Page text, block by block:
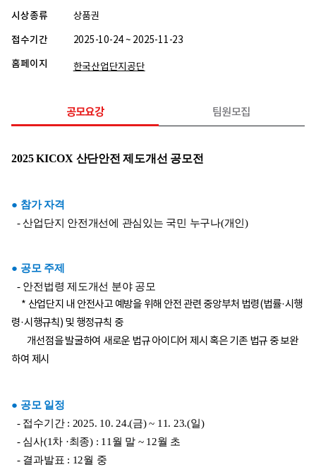
시상종류 상품권
접수기간 2025-10-24 ~ 2025-11-23
홈페이지 한국산업단지공단
공모요강 팀원모집
2025 KICOX 산단안전 제도개선 공모전
● 참가 자격
- 산업단지 안전개선에 관심있는 국민 누구나(개인)
● 공모 주제
- 안전법령 제도개선 분야 공모
* 산업단지 내 안전사고 예방을 위해 안전 관련 중앙부처 법령(법률·시행
령·시행규칙) 및 행정규칙 중
개선점을 발굴하여 새로운 법규 아이디어 제시 혹은 기존 법규 중 보완
하여 제시
● 공모 일정
- 접수기간 : 2025. 10. 24.(금) ~ 11. 23.(일)
- 심사(1차 ·최종) : 11월 말 ~ 12월 초
- 결과발표 : 12월 중